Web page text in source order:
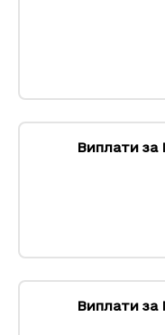
Виплати
Виплати